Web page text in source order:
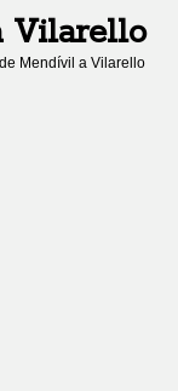
Vilarello
Mendívil aVilarello